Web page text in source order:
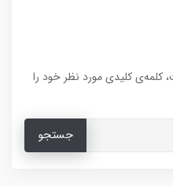
کلیدی مورد نظر خود را
جستجو